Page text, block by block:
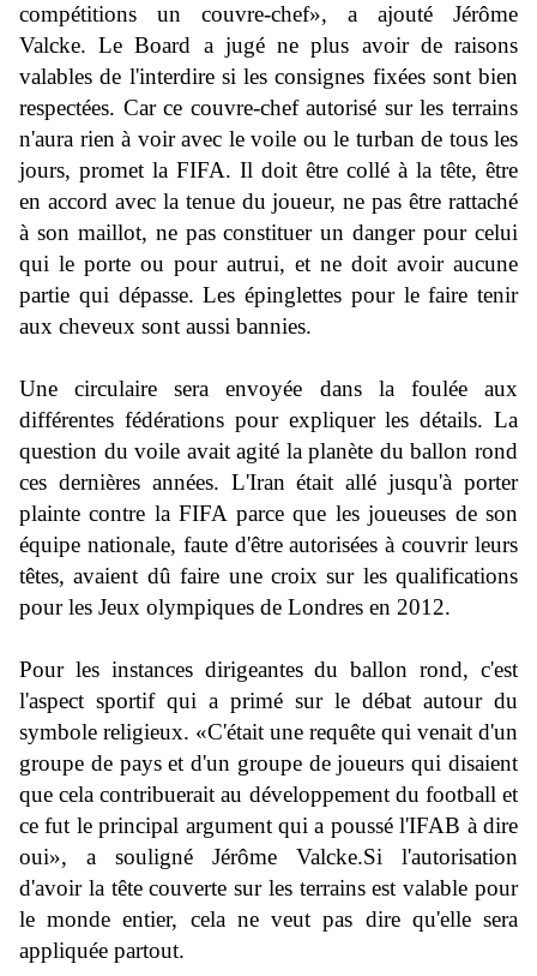
compétitions un couvre-chef», a ajouté Jérôme
Valcke. Le Board a jugé ne plus avoir de raisons
valables de l'interdire si les consignes fixées sont bien
respectées. Car ce couvre-chef autorisé sur les terrains
n'aura rien à voir avec le voile ou le turban de tous les
jours, promet la FIFA. Il doit être collé à la tête, être
en accord avec la tenue du joueur, ne pas être rattaché
à son maillot, ne pas constituer un danger pour celui
qui le porte ou pour autrui, et ne doit avoir aucune
partie qui dépasse. Les épinglettes pour le faire tenir
aux cheveux sont aussi bannies.
Une circulaire sera envoyée dans la foulée aux
différentes fédérations pour expliquer les détails. La
question du voile avait agité la planète du ballon rond
ces dernières années. L'Iran était allé jusqu'à porter
plainte contre la FIFA parce que les joueuses de son
équipe nationale, faute d'être autorisées à couvrir leurs
têtes, avaient dû faire une croix sur les qualifications
pour les Jeux olympiques de Londres en 2012.
Pour les instances dirigeantes du ballon rond, c'est
l'aspect sportif qui a primé sur le débat autour du
symbole religieux. «C'était une requête qui venait d'un
groupe de pays et d'un groupe de joueurs qui disaient
que cela contribuerait au développement du football et
ce fut le principal argument qui a poussé l'IFAB à dire
oui», a souligné Jérôme Valcke.Si l'autorisation
d'avoir la tête couverte sur les terrains est valable pour
le monde entier, cela ne veut pas dire qu'elle sera
appliquée partout.